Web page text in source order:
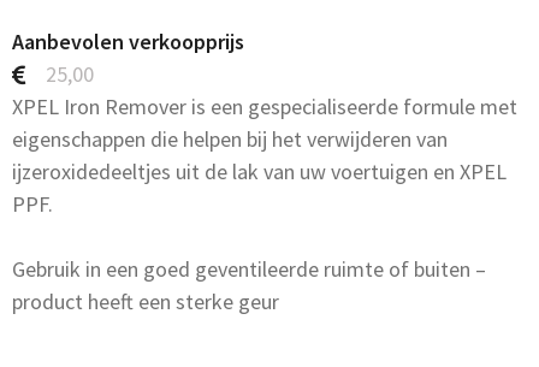
Aanbevolen verkoopprijs
25,00
XPEL Iron Remover is een gespecialiseerde formule met
eigenschappen die helpen bij het verwijderen van
ijzeroxidedeeltjes uit de lak van uw voertuigen en XPEL
PPF.
Gebruik in een goed geventileerde ruimte of buiten –
product heeft een sterke geur